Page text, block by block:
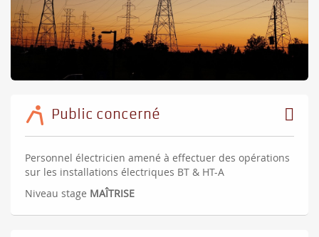
Public concerné
Personnel électricien amené à effectuer des opérations
sur les installations électriques BT & HT-A
Niveau stage MAÎTRISE